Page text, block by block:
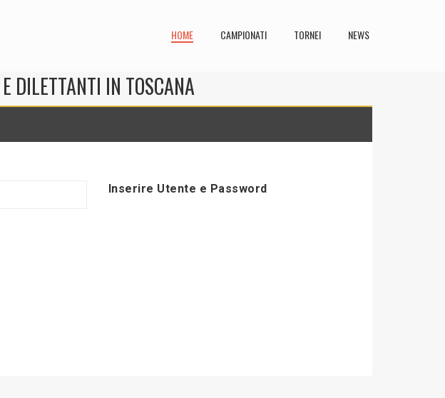
HOME CAMPIONATI TORNEI NEWS
DILETTANTI IN TOSCANA
Inserire Utente e Password